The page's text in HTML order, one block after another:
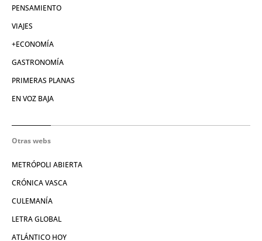
PENSAMIENTO
VIAJES
+ECONOMÍA
GASTRONOMÍA
PRIMERAS PLANAS
EN VOZ BAJA
Otras webs
METRÓPOLI ABIERTA
CRÓNICA VASCA
CULEMANÍA
LETRA GLOBAL
ATLÁNTICO HOY